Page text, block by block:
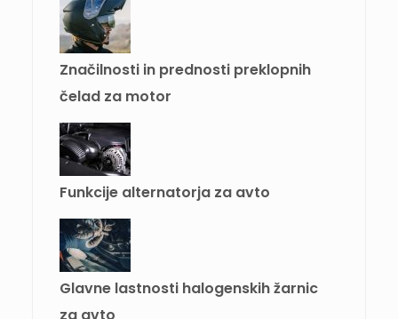
Značilnosti in prednosti preklopnih
čelad za motor
Funkcije alternatorja za avto
Glavne lastnosti halogenskih žarnic
za avto